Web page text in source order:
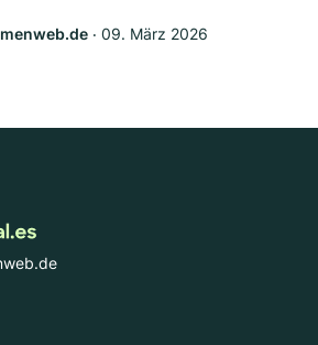
‧ 09. März 2026